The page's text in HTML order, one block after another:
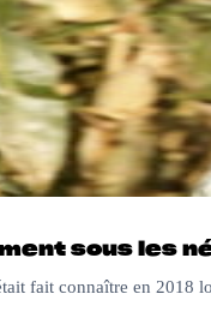
sous les
fait connaître en 2018